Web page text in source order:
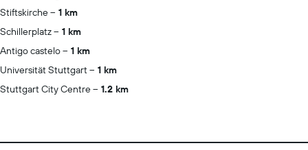
Stiftskirche
1 km
Schillerplatz
1 km
Antigo castelo
1 km
Universität Stuttgart
1 km
Stuttgart City Centre
1.2 km